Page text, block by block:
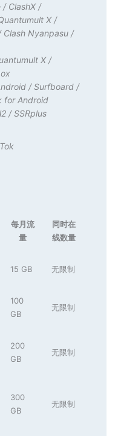
/ ClashX /
X /
Clash Nyanpasu /
X /
/Surfboard /
for Android
/SSRplus
每月流
量
同时在
线数量
15 GB 无限制
100
GB
无限制
200
GB
无限制
300
GB
无限制